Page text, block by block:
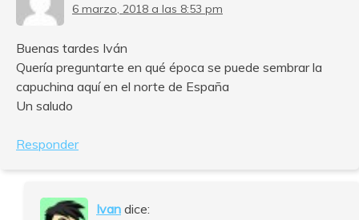
6 marzo, 2018 a las 8:53 pm
Buenas tardes Iván
Quería preguntarte en qué época se puede sembrar la
capuchina aquí en el norte de España
Un saludo
Responder
Ivan dice: